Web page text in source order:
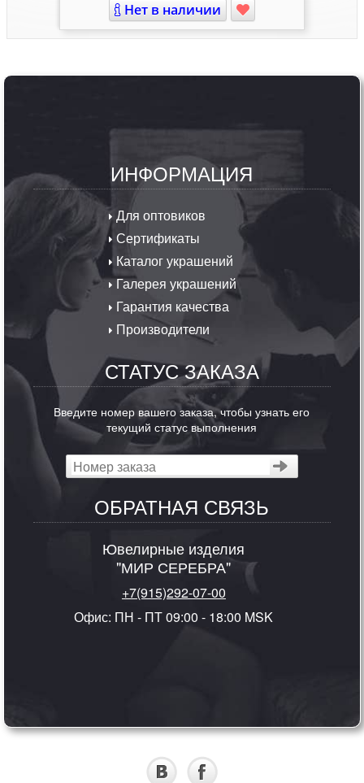
Нет в наличии
ИНФОРМАЦИЯ
Для оптовиков
Сертификаты
Каталог украшений
Галерея украшений
Гарантия качества
Производители
СТАТУС ЗАКАЗА
Введите номер вашего заказа, чтобы узнать его
текущий статус выполнения
ОБРАТНАЯ СВЯЗЬ
Ювелирные изделия
"МИР СЕРЕБРА"
+7(915)292-07-00
Офис: ПН - ПТ 09:00 - 18:00 MSK